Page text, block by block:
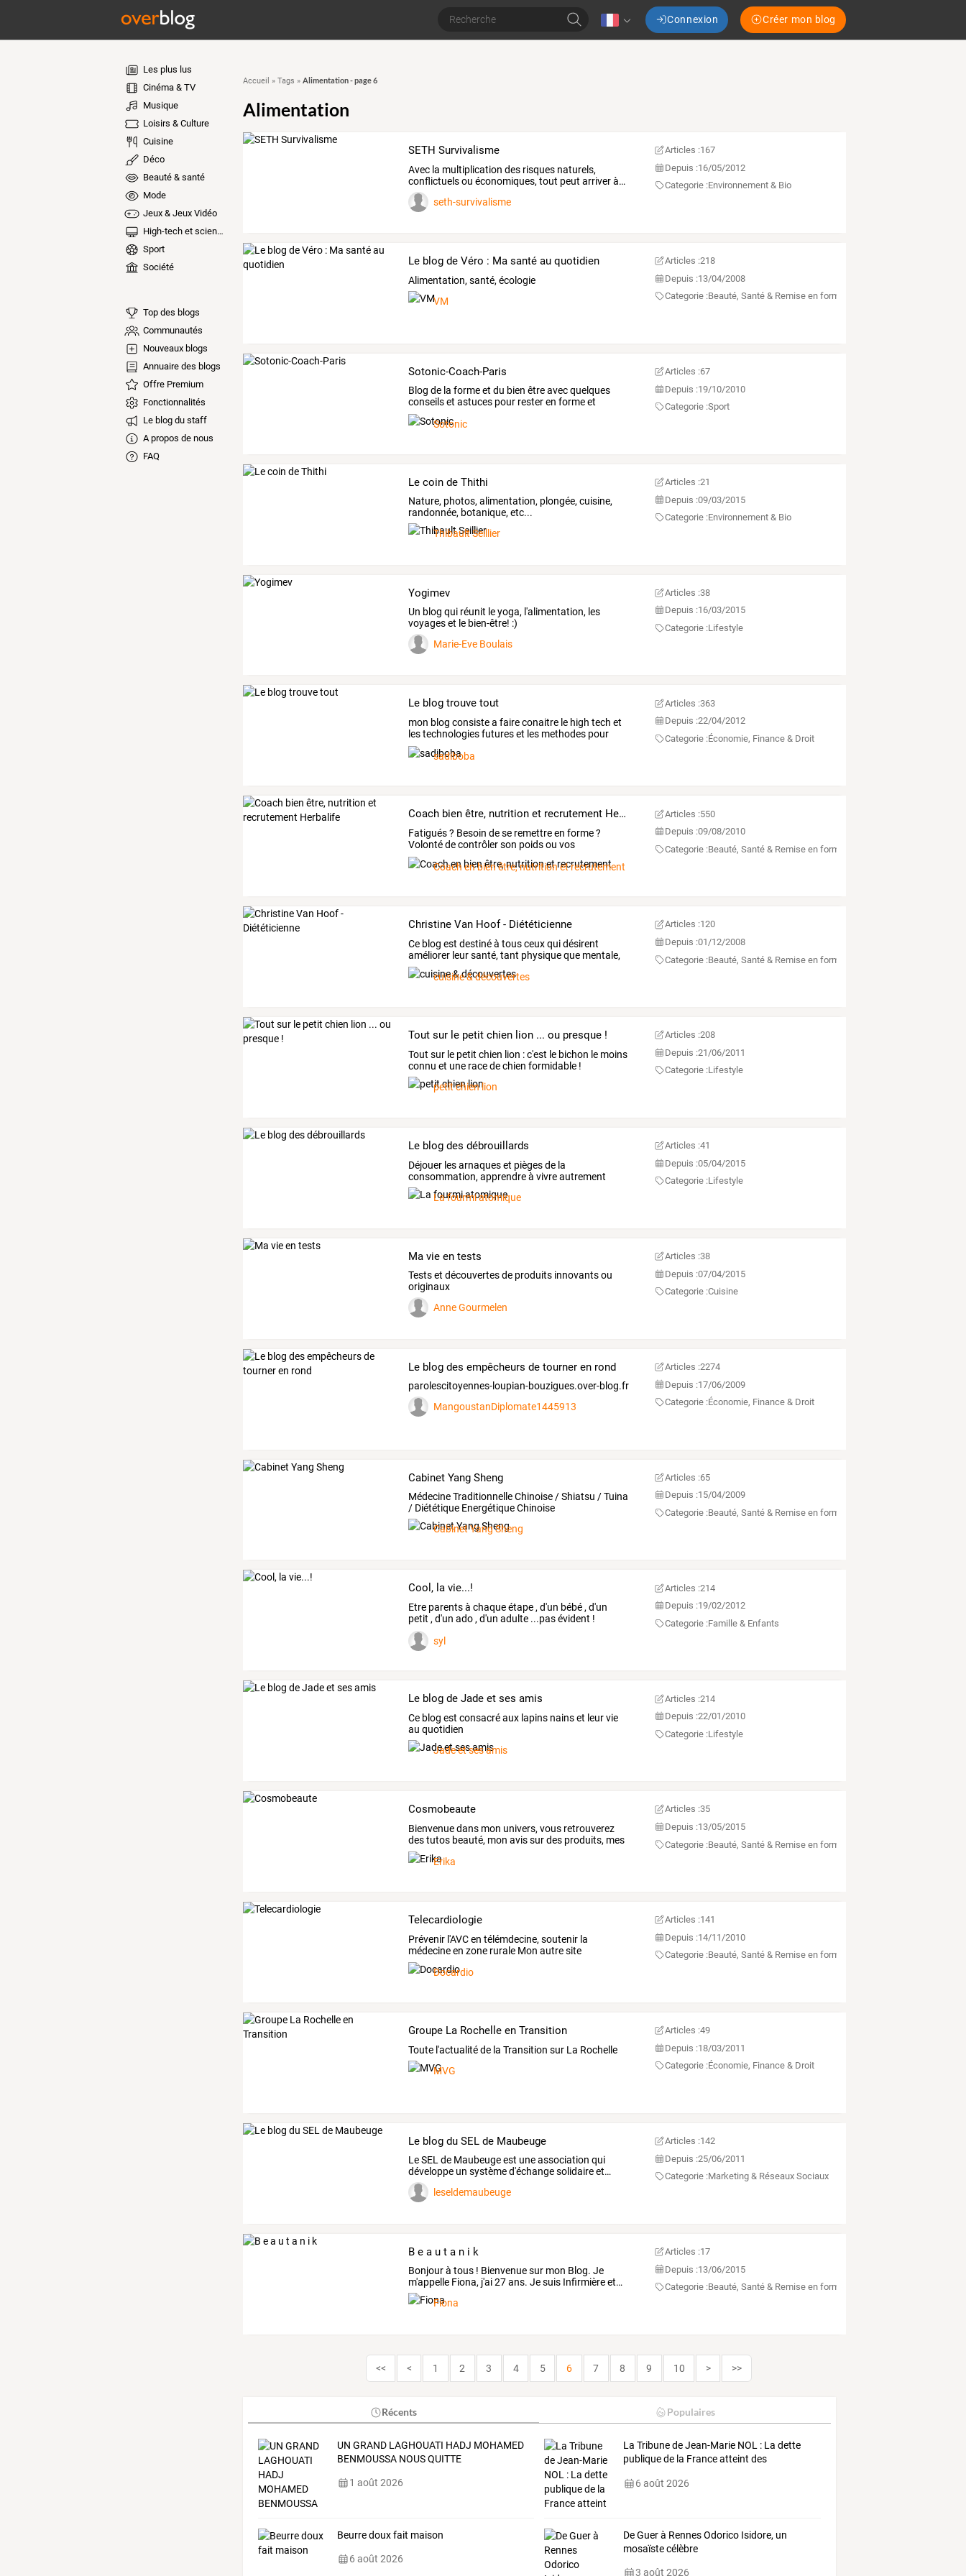
Connexion Créer mon blog
Les plus lus
Cinéma & TV
Musique
Loisirs & Culture
Cuisine
Déco
Beauté & santé
Mode
Jeux & Jeux Vidéo
High-tech et sciences
Sport
Société
Top des blogs
Communautés
Nouveaux blogs
Annuaire des blogs
Offre Premium
Fonctionnalités
Le blog du staff
A propos de nous
FAQ
Accueil » Tags » Alimentation - page 6
Alimentation
SETH Survivalisme
Avec la multiplication des risques naturels,
conflictuelsou économiques, tout peut arriverà…
seth-survivalisme
Articles :167
Depuis :16/05/2012
Categorie :Environnement & Bio
Le blog de Véro : Ma santé au quotidien
Alimentation, santé, écologie
VM
Articles :218
Depuis :13/04/2008
Categorie :Beauté, Santé & Remise en forme
Sotonic-Coach-Paris
Blog de la formeet du bien êtreavecquelques
conseilset astuces pour resteren formeet
prendre
Sotonic
Articles :67
Depuis :19/10/2010
Categorie :Sport
Le coin de Thithi
Nature, photos, alimentation, plongée, cuisine,
randonnée, botanique, etc...
Thibault Seillier
Articles :21
Depuis :09/03/2015
Categorie :Environnement & Bio
Yogimev
Un blog qui réunit le yoga, l'alimentation, les
voyages et le bien-être! :)
Marie-Eve Boulais
Articles :38
Depuis :16/03/2015
Categorie :Lifestyle
Le blog trouve tout
mon blog consistea faireconaitre le high tech et
lestechnologiesfutureset les methodes pour
gagner
sadiboba
Articles :363
Depuis :22/04/2012
Categorie :Économie, Finance & Droit
Coach bien être, nutrition et recrutement Herbalife
Fatigués? Besoin dese remettreen forme?
Volontédecontrôlerson poidsou vos
performances
Coach en bien être, nutrition et recrutement
Articles :550
Depuis :09/08/2010
Categorie :Beauté, Santé & Remise en forme
Christine Van Hoof - Diététicienne
Ce blog est destinéà tousceuxquidésirent
améliorer leursanté, tant physiqueque mentale,
grâce
cuisine & découvertes
Articles :120
Depuis :01/12/2008
Categorie :Beauté, Santé & Remise en forme
Tout sur le petit chien lion ... ou presque !
Tout sur le petit chien lion : c'est le bichon le moins
connu et une race de chien formidable !
petit chien lion
Articles :208
Depuis :21/06/2011
Categorie :Lifestyle
Le blog des débrouillards
Déjouer les arnaques et pièges de la
consommation, apprendre à vivre autrement
La fourmi atomique
Articles :41
Depuis :05/04/2015
Categorie :Lifestyle
Ma vie en tests
Tests et découvertes de produits innovants ou
originaux
Anne Gourmelen
Articles :38
Depuis :07/04/2015
Categorie :Cuisine
Le blog des empêcheurs de tourner en rond
parolescitoyennes-loupian-bouzigues.over-blog.fr
MangoustanDiplomate1445913
Articles :2274
Depuis :17/06/2009
Categorie :Économie, Finance & Droit
Cabinet Yang Sheng
Médecine Traditionnelle Chinoise / Shiatsu / Tuina
/ Diététique Energétique Chinoise
Cabinet Yang Sheng
Articles :65
Depuis :15/04/2009
Categorie :Beauté, Santé & Remise en forme
Cool, la vie...!
Etre parentsà chaqueétape , d'un bébé , d'un
petit , d'un ado , d'un adulte ...pasévident !
Lorsqu'on
syl
Articles :214
Depuis :19/02/2012
Categorie :Famille & Enfants
Le blog de Jade et ses amis
Ce blog est consacré aux lapins nains et leur vie
au quotidien
Jade et ses amis
Articles :214
Depuis :22/01/2010
Categorie :Lifestyle
Cosmobeaute
Bienvenuedans mon univers, vous retrouverez
destutos beauté, mon avissurdes produits, mes
coups
Erika
Articles :35
Depuis :13/05/2015
Categorie :Beauté, Santé & Remise en forme
Telecardiologie
Prévenir l'AVC en télémdecine, soutenir la
médecine en zone rurale Mon autre site
http://www.telecardio.fr
Docardio
Articles :141
Depuis :14/11/2010
Categorie :Beauté, Santé & Remise en forme
Groupe La Rochelle en Transition
Toute l'actualité de la Transition sur La Rochelle
MVG
Articles :49
Depuis :18/03/2011
Categorie :Économie, Finance & Droit
Le blog du SEL de Maubeuge
LeSELde Maubeugeest uneassociation qui
développe un systèmed'échangesolidaireet…
leseldemaubeuge
Articles :142
Depuis :25/06/2011
Categorie :Marketing & Réseaux Sociaux
B e a u t a n i k
Bonjourà tous ! Bienvenuesur mon Blog. Je
m'appelle Fiona, j'ai27ans. Jesuis Infirmièreet…
Fiona
Articles :17
Depuis :13/06/2015
Categorie :Beauté, Santé & Remise en forme
<< < 1 2 3 4 5 6 7 8 9 10 > >>
Récents Populaires
UN GRAND LAGHOUATI HADJ MOHAMED
BENMOUSSA NOUS QUITTE
1 août 2026
La TribunedeJean-Marie NOL : La dette
publiquede la Franceatteint des
6 août 2026
Beurre doux fait maison
6 août 2026
De Guer à Rennes Odorico Isidore, un
mosaïste célèbre
3 août 2026